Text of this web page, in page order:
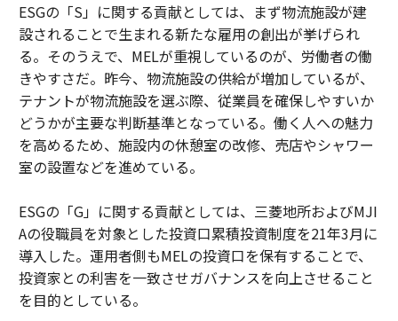
ESGの「S」に関する貢献としては、まず物流施設が建
設されることで生まれる新たな雇用の創出が挙げられ
る。そのうえで、MELが重視しているのが、労働者の働
きやすさだ。昨今、物流施設の供給が増加しているが、
テナントが物流施設を選ぶ際、従業員を確保しやすいか
どうかが主要な判断基準となっている。働く人への魅力
を高めるため、施設内の休憩室の改修、売店やシャワー
室の設置などを進めている。
ESGの「G」に関する貢献としては、三菱地所およびMJI
Aの役職員を対象とした投資口累積投資制度を21年3月に
導入した。運用者側もMELの投資口を保有することで、
投資家との利害を一致させガバナンスを向上させること
を目的としている。